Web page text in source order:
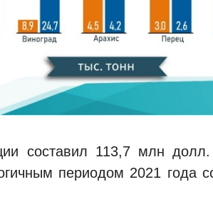
составил 113,7 млн
периодом 2021 года